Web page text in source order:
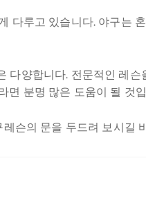
다루고 있습니다. 야구는
다양합니다. 전문적인 레
면 분명 많은 도움이 될 것
슨의 문을 두드려 보시길